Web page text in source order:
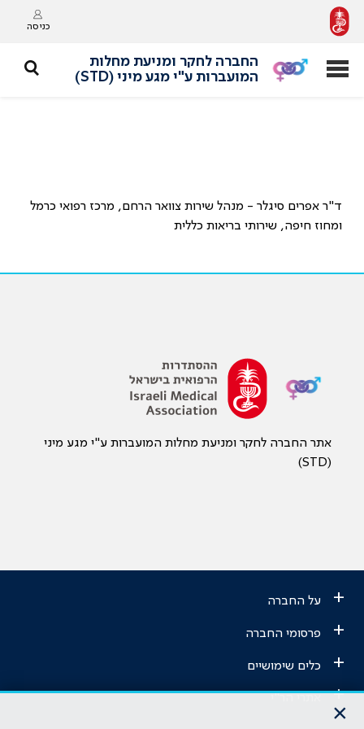
כניסה
החברה לחקר ומניעת מחלות
המועברות ע"י מגע מיני (STD)
ד"ר אפרים סיגלר - מנהל שירות צוואר הרחם, מרכז רפואי כרמל
ומחוז חיפה, שירותי בריאות כללית
אתר החברה לחקר ומניעת מחלות המועברות ע"י מגע מיני
(STD)
+ על החברה
+ פרסומי החברה
+ כלים שימושיים
+
×